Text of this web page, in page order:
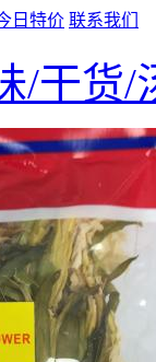
日特价 联系我们
/干货/